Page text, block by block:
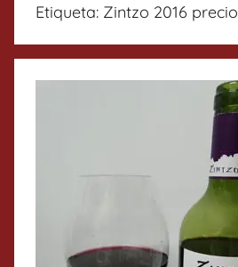
Etiqueta: Zintzo 2016 precio